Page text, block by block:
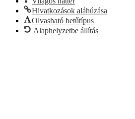
Hivatkozások aláhúzása
Olvasható betűtípus
Alaphelyzetbe állítás